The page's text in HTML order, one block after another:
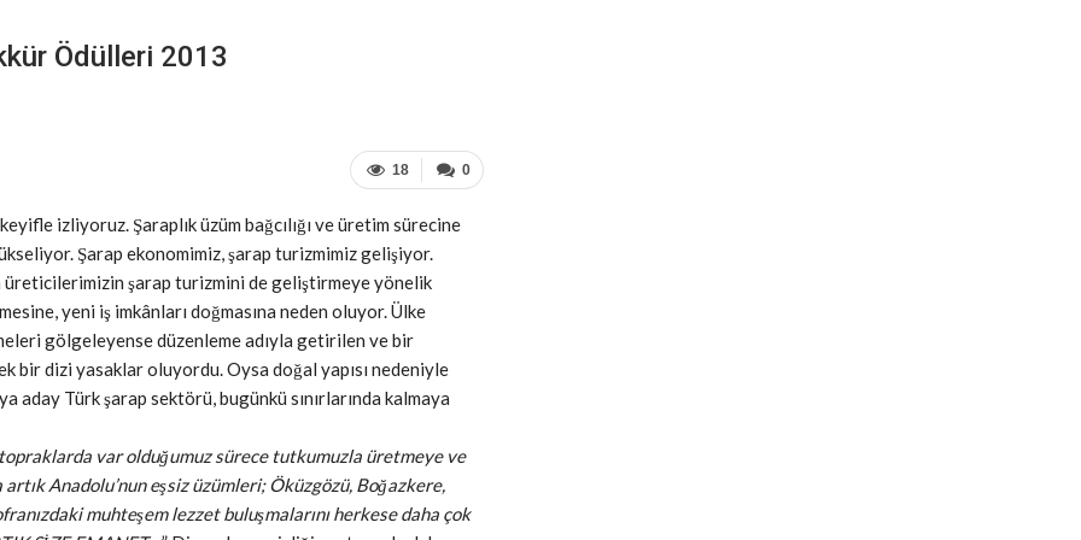
Ödülleri 2013
0
18
izliyoruz. Şaraplık üzüm bağcılığı ve üretim sürecine
Şarap ekonomimiz, şarap turizmimiz gelişiyor.
şarap turizmini de geliştirmeye yönelik
yeni iş imkânları doğmasına neden oluyor. Ülke
gölgeleyense düzenleme adıyla getirilen ve bir
bir dizi yasaklar oluyordu. Oysa doğal yapısı nedeniyle
aday Türk şarap sektörü, bugünkü sınırlarında kalmaya
var olduğumuz sürece tutkumuzla üretmeye ve
Anadolu’nun eşsiz üzümleri; Öküzgözü, Boğazkere,
muhteşem lezzet buluşmalarını herkese daha çok